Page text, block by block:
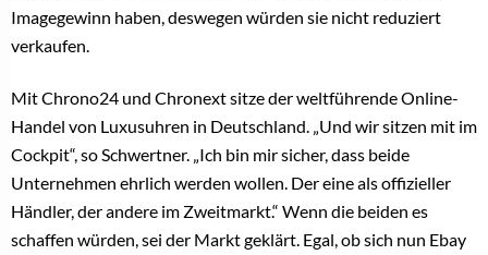
Imagegewinn haben, deswegen würden sie nicht reduziert
verkaufen.
Mit Chrono24 und Chronext sitze der weltführende Online-
Handel von Luxusuhren in Deutschland. „Und wir sitzen mit im
Cockpit“, so Schwertner. „Ich bin mir sicher, dass beide
Unternehmen ehrlich werden wollen. Der eine als offizieller
Händler, der andere im Zweitmarkt.“ Wenn die beiden es
schaffen würden, sei der Markt geklärt. Egal, ob sich nun Ebay